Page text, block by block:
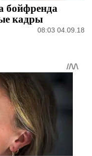
бойфренда
кадры
08:03 04.09.18